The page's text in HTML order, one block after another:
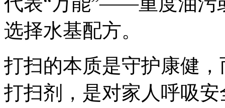
选择水基配方。
打扫的本质是守护康健
打扫剂，是对家人呼吸